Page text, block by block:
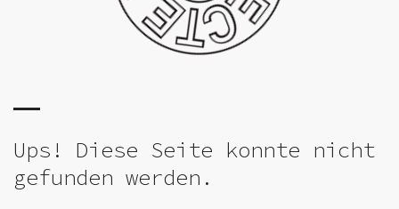
Ups! Diese Seite konnte nicht
gefunden werden.